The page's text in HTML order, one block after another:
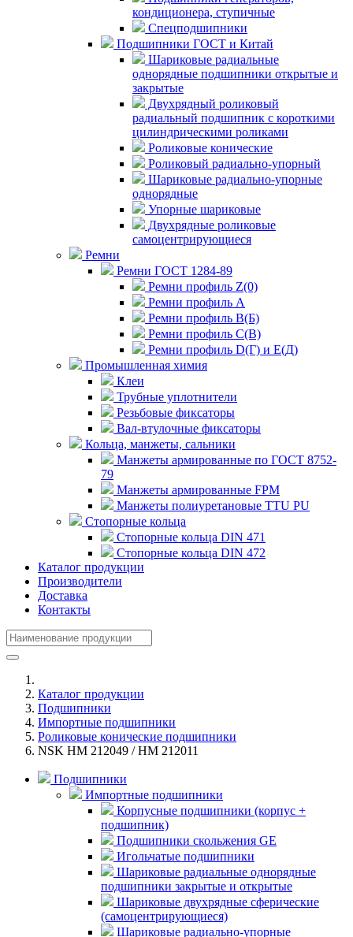
кондиционера, ступичные
Спецподшипники
Подшипники ГОСТ и Китай
Шариковые радиальные
однорядные подшипники открытые и
закрытые
Двухрядный роликовый
радиальный подшипник с короткими
цилиндрическими роликами
Роликовые конические
Роликовый радиально-упорный
Шариковые радиально-упорные
однорядные
Упорные шариковые
Двухрядные роликовые
самоцентрирующиеся
Ремни
Ремни ГОСТ 1284-89
Ремни профиль Z(0)
Ремни профиль А
Ремни профиль В(Б)
Ремни профиль С(В)
Ремни профиль D(Г) и E(Д)
Промышленная химия
Клеи
Трубные уплотнители
Резьбовые фиксаторы
Вал-втулочные фиксаторы
Кольца, манжеты, сальники
Манжеты армированные по ГОСТ 8752-
79
Манжеты армированные FPM
Манжеты полиуретановые TTU PU
Стопорные кольца
Стопорные кольца DIN 471
Стопорные кольца DIN 472
Каталог продукции
Производители
Доставка
Контакты
Каталог продукции
Подшипники
Импортные подшипники
Роликовые конические подшипники
NSK HM 212049 / HM 212011
Подшипники
Импортные подшипники
Корпусные подшипники (корпус +
подшипник)
Подшипники скольжения GE
Игольчатые подшипники
Шариковые радиальные однорядные
подшипники закрытые и открытые
Шариковые двухрядные сферические
(самоцентрирующиеся)
Шариковые радиально-упорные